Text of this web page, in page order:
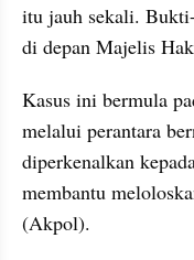
itu jauh sekali.
di depan Majelis
Kasus ini bermula
melalui perantara
diperkenalkan
membantu
(Akpol).